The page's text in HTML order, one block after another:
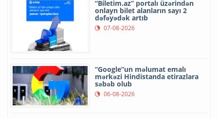
“Biletim.az” portalı üzərindən
onlayn bilet alanların sayı 2
dəfəyədək artıb
07-08-2026
“Google”un məlumat emalı
mərkəzi Hindistanda etirazlara
səbəb olub
06-08-2026